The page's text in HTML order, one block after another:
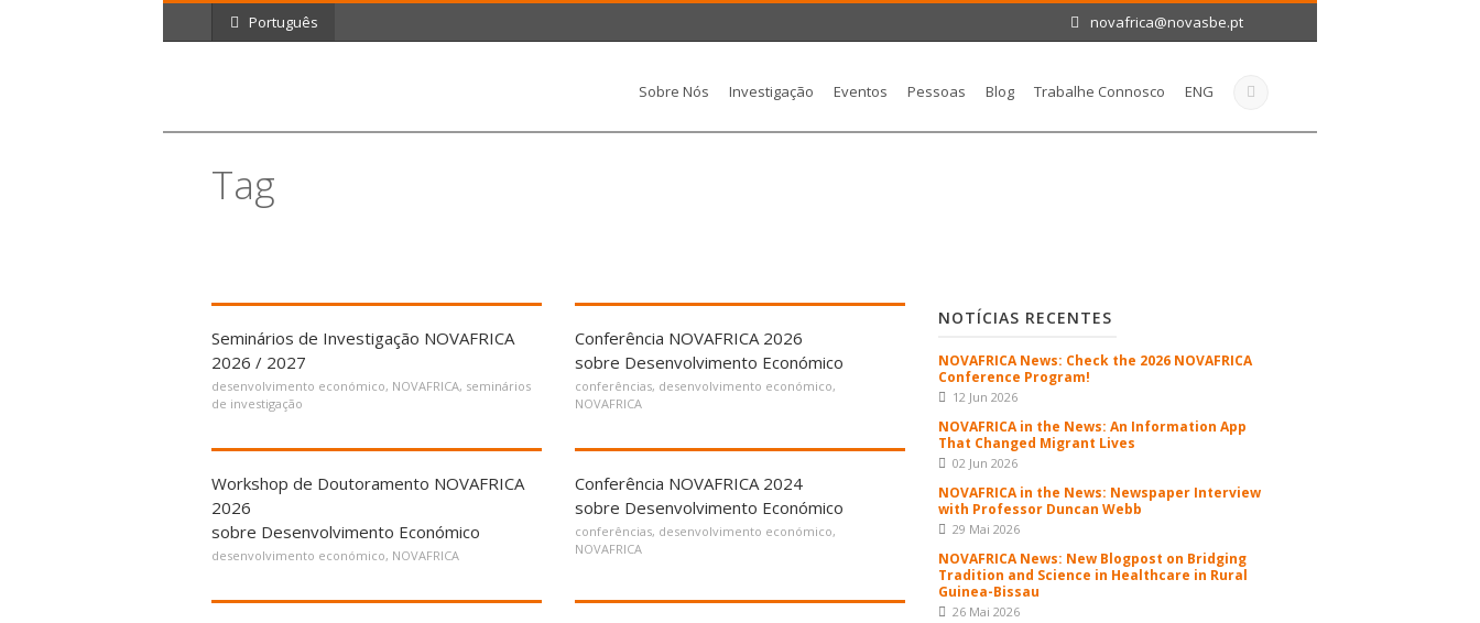
Português novafrica@novasbe.pt
Sobre Nós Investigação Eventos Pessoas Blog Trabalhe Connosco ENG
Tag
Seminários de Investigação NOVAFRICA
2026 / 2027
desenvolvimento económico, NOVAFRICA, seminários
de investigação
Conferência NOVAFRICA 2026
sobre Desenvolvimento Económico
conferências, desenvolvimento económico,
NOVAFRICA
Workshop de Doutoramento NOVAFRICA
2026
sobre Desenvolvimento Económico
desenvolvimento económico, NOVAFRICA
Conferência NOVAFRICA 2024
sobre Desenvolvimento Económico
conferências, desenvolvimento económico,
NOVAFRICA
NOTÍCIAS RECENTES
NOVAFRICA News: Check the 2026 NOVAFRICA
Conference Program!
12 Jun 2026
NOVAFRICA in the News: An Information App
That Changed Migrant Lives
02 Jun 2026
NOVAFRICA in the News: Newspaper Interview
with Professor Duncan Webb
29 Mai 2026
NOVAFRICA News: New Blogpost on Bridging
Tradition and Science in Healthcare in Rural
Guinea-Bissau
26 Mai 2026